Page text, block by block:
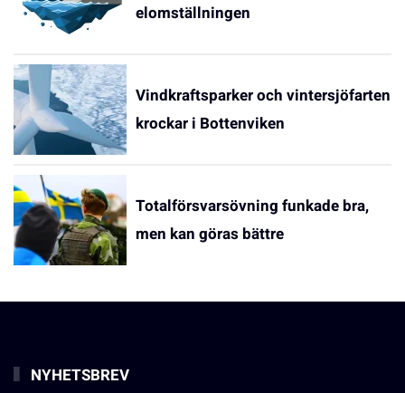
elomställningen
Vindkraftsparker och vintersjöfarten
krockar i Bottenviken
Totalförsvarsövning funkade bra,
men kan göras bättre
NYHETSBREV